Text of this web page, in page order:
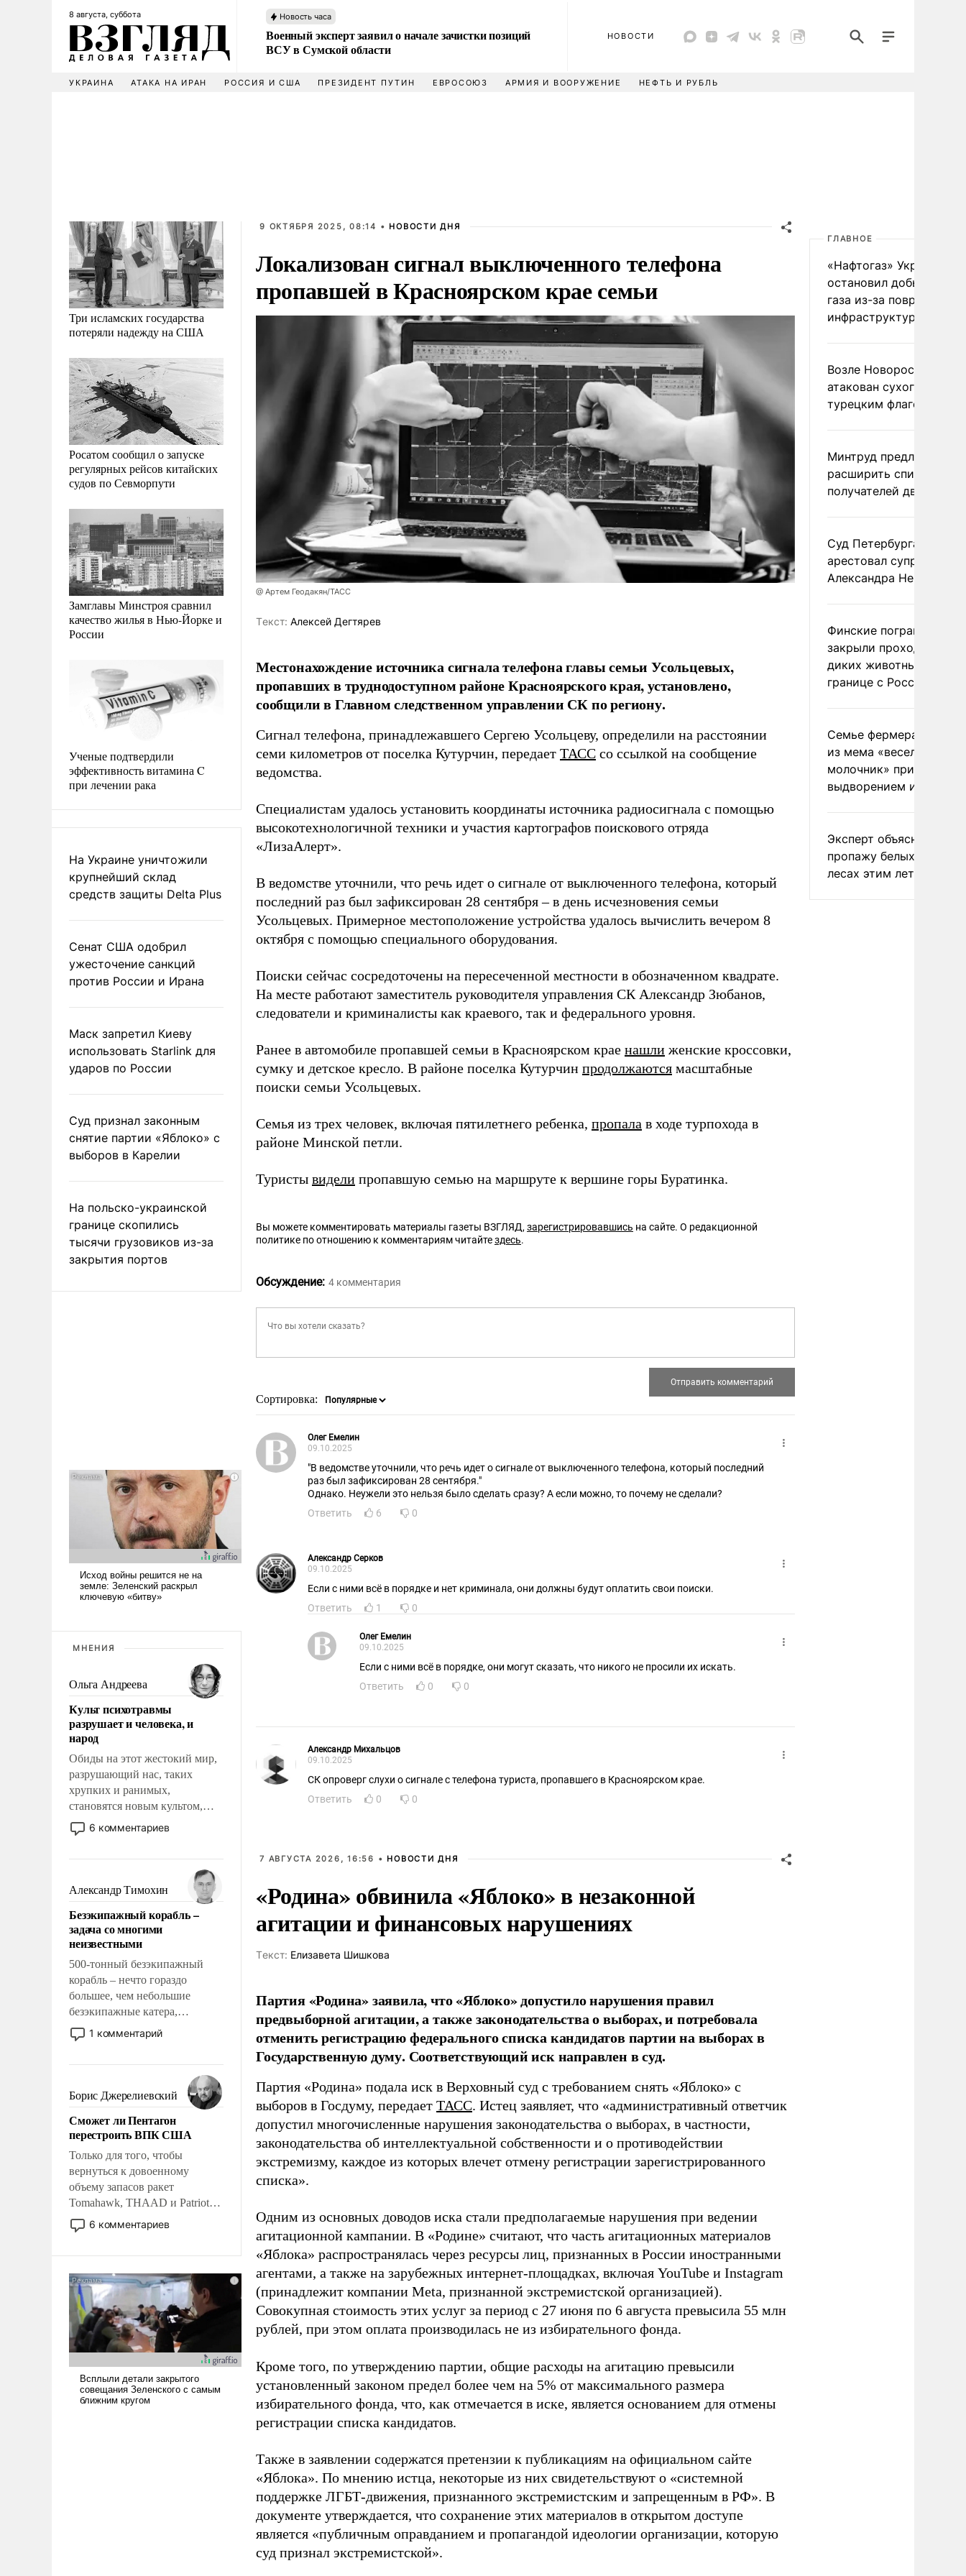
8 августа, суббота Новость часа
Военный эксперт заявил о начале зачистки позиций
ВСУ в Сумской области
НОВОСТИ
УКРАИНА АТАКА НА ИРАН РОССИЯ И США ПРЕЗИДЕНТ ПУТИН ЕВРОСОЮЗ АРМИЯ И ВООРУЖЕНИЕ НЕФТЬ И РУБЛЬ
Три исламских государства
потеряли надежду на США
Росатом сообщил о запуске
регулярных рейсов китайских
судов по Севморпути
Замглавы Минстроя сравнил
качество жилья в Нью-Йорке и
России
Ученые подтвердили
эффективность витамина C
при лечении рака
На Украине уничтожили
крупнейший склад
средств защиты Delta Plus
Сенат США одобрил
ужесточение санкций
против России и Ирана
Маск запретил Киеву
использовать Starlink для
ударов по России
Суд признал законным
снятие партии «Яблоко» с
выборов в Карелии
На польско-украинской
границе скопились
тысячи грузовиков из-за
закрытия портов
МНЕНИЯ
Ольга Андреева
Культ психотравмы
разрушает и человека, и
народ
Обиды на этот жестокий мир,
разрушающий нас, таких
хрупких и ранимых,
становятся новым культом,
постепенно вытесняя и
отменяя традиционное
мужественным и твердым под
ударами судьбы, брать на себя
ответственность, помогать
слабым, идти вперед и
адаптироваться.
6 комментариев
Александр Тимохин
Безэкипажный корабль –
задача со многими
неизвестными
500-тонный безэкипажный
корабль – нечто гораздо
большее, чем небольшие
безэкипажные катера,
применение которых уже
стало обыденностью. Задача по
сложна и амбициозна. Однако
и ее реализация радикально
поднимет наши боевые
возможности.
1 комментарий
Борис Джерелиевский
Сможет ли Пентагон
перестроить ВПК США
Только для того, чтобы
вернуться к довоенному
объему запасов ракет
Tomahawk, THAAD и Patriot
США потребуется более трех
лет. Даже небольшая война с
Сложившаяся ситуация
означает многолетний период
уязвимости США, например,
перед Китаем.
6 комментариев
9 ОКТЯБРЯ 2025, 08:14 • НОВОСТИ ДНЯ
Локализован сигнал выключенного телефона
пропавшей в Красноярском крае семьи
@ Артем Геодакян/ТАСС
Tекст: Алексей Дегтярев
Местонахождение источника сигнала телефона главы семьи Усольцевых,
пропавших в труднодоступном районе Красноярского края, установлено,
сообщили в Главном следственном управлении СК по региону.
Сигнал телефона, принадлежавшего Сергею Усольцеву, определили на расстоянии
семи километров от поселка Кутурчин, передает ТАСС со ссылкой на сообщение
ведомства.
Специалистам удалось установить координаты источника радиосигнала с помощью
высокотехнологичной техники и участия картографов поискового отряда
«ЛизаАлерт».
В ведомстве уточнили, что речь идет о сигнале от выключенного телефона, который
последний раз был зафиксирован 28 сентября – в день исчезновения семьи
Усольцевых. Примерное местоположение устройства удалось вычислить вечером 8
октября с помощью специального оборудования.
Поиски сейчас сосредоточены на пересеченной местности в обозначенном квадрате.
На месте работают заместитель руководителя управления СК Александр Зюбанов,
следователи и криминалисты как краевого, так и федерального уровня.
Ранее в автомобиле пропавшей семьи в Красноярском крае нашли женские кроссовки,
сумку и детское кресло. В районе поселка Кутурчин продолжаются масштабные
поиски семьи Усольцевых.
Семья из трех человек, включая пятилетнего ребенка, пропала в ходе турпохода в
районе Минской петли.
Туристы видели пропавшую семью на маршруте к вершине горы Буратинка.
Вы можете комментировать материалы газеты ВЗГЛЯД,зарегистрировавшись на сайте. О редакционной
политике по отношению к комментариям читайтездесь.
Обсуждение: 4 комментария
Сортировка:
Олег Емелин
09.10.2025
"В ведомстве уточнили, что речь идет о сигнале от выключенного телефона, который последний
раз был зафиксирован 28 сентября."
Однако. Неужели это нельзя было сделать сразу? А если можно, то почему не сделали?
Ответить
6 0
Александр Серков
09.10.2025
Если с ними всё в порядке и нет криминала, они должны будут оплатить свои поиски.
Ответить
1 0
Олег Емелин
09.10.2025
Если с ними всё в порядке, они могут сказать, что никого не просили их искать.
Ответить
0 0
Александр Михальцов
09.10.2025
СК опроверг слухи о сигнале с телефона туриста, пропавшего в Красноярском крае.
Ответить
0 0
7 АВГУСТА 2026, 16:56 • НОВОСТИ ДНЯ
«Родина» обвинила «Яблоко» в незаконной
агитации и финансовых нарушениях
Tекст: Елизавета Шишкова
Партия «Родина» заявила, что «Яблоко» допустило нарушения правил
предвыборной агитации, а также законодательства о выборах, и потребовала
отменить регистрацию федерального списка кандидатов партии на выборах в
Государственную думу. Соответствующий иск направлен в суд.
Партия «Родина» подала иск в Верховный суд с требованием снять «Яблоко» с
выборов в Госдуму, передает ТАСС. Истец заявляет, что «административный ответчик
допустил многочисленные нарушения законодательства о выборах, в частности,
законодательства об интеллектуальной собственности и о противодействии
экстремизму, каждое из которых влечет отмену регистрации зарегистрированного
списка».
Одним из основных доводов иска стали предполагаемые нарушения при ведении
агитационной кампании. В «Родине» считают, что часть агитационных материалов
«Яблока» распространялась через ресурсы лиц, признанных в России иностранными
агентами, а также на зарубежных интернет-площадках, включая YouTube и Instagram
(принадлежит компании Meta, признанной экстремистской организацией).
Совокупная стоимость этих услуг за период с 27 июня по 6 августа превысила 55 млн
рублей, при этом оплата производилась не из избирательного фонда.
Кроме того, по утверждению партии, общие расходы на агитацию превысили
установленный законом предел более чем на 5% от максимального размера
избирательного фонда, что, как отмечается в иске, является основанием для отмены
регистрации списка кандидатов.
Также в заявлении содержатся претензии к публикациям на официальном сайте
«Яблока». По мнению истца, некоторые из них свидетельствуют о «системной
поддержке ЛГБТ-движения, признанного экстремистским и запрещенным в РФ». В
документе утверждается, что сохранение этих материалов в открытом доступе
является «публичным оправданием и пропагандой идеологии организации, которую
суд признал экстремистской».
ГЛАВНОЕ
«Нафтогаз» Украины
остановил добычу
газа из-за повреждения
инфраструктуры
Возле Новороссийска
атакован сухогруз под
турецким флагом
Минтруд предложил
расширить список
получателей двух
Суд Петербурга заочно
арестовал супругу
Александра Невзорова
Финские пограничники
закрыли проходы для
диких животных на
границе с Россией
Семье фермера
из мема «веселый
молочник» пригрозили
выдворением из
Эксперт объяснил
пропажу белых грибов
лесах этим летом